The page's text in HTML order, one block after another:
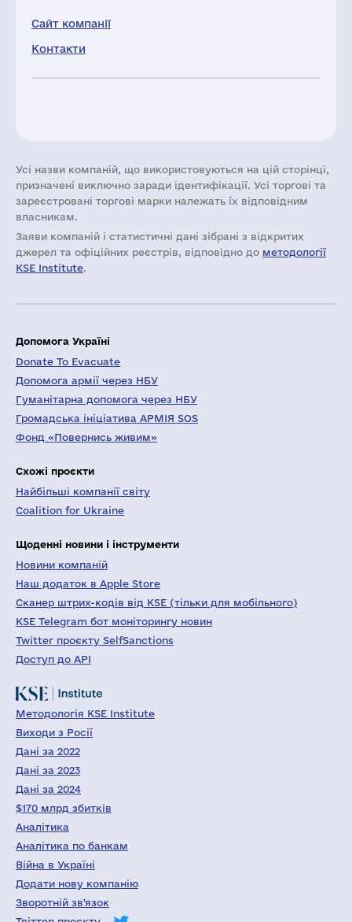
Сайт компанії
Контакти
Усі назви компаній, що використовуються на цій сторінці,
призначені виключно заради ідентифікації. Усі торгові та
зареєстровані торгові марки належать їх відповідним
власникам.
Заяви компаній i статистичні дані зібрані з відкритих
джерел та офіційних реєстрів, відповідно до методології
KSE Institute.
Допомога Україні
Donate To Evacuate
Допомога армії через НБУ
Гуманітарна допомога через НБУ
Громадська ініціатива АРМІЯ SOS
Фонд «Повернись живим»
Схожі проєкти
Найбільші компанії світу
Coalition for Ukraine
Щоденні новини і інструменти
Новини компаній
Наш додаток в Apple Store
Сканер штрих-кодів від KSE (тільки для мобільного)
KSE Telegram бот моніторингу новин
Twitter проєкту SelfSanctions
Доступ до API
Методологія KSE Institute
Виходи з Росії
Дані за 2022
Дані за 2023
Дані за 2024
$170 млрд збитків
Аналітика
Аналітика по банкам
Війна в Україні
Додати нову компанію
Зворотній зв'язок